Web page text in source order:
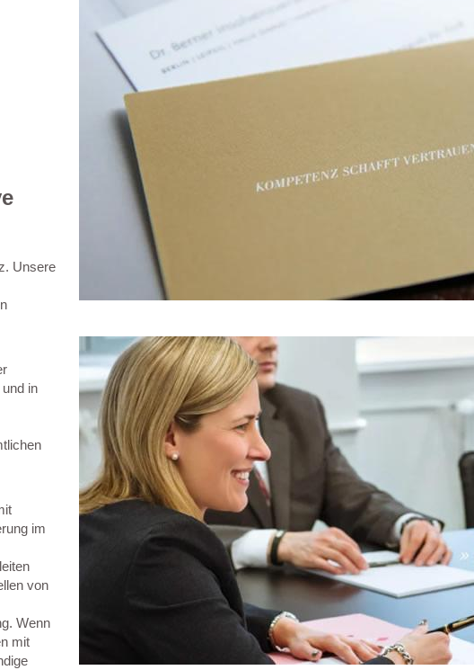
Unsere
in
im
von
Wenn
mit